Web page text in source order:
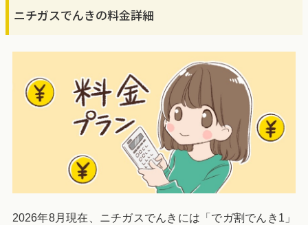
ニチガスでんきの料金詳細
2026年8月現在、ニチガスでんきには「でガ割でんき1」